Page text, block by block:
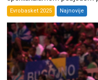
Evrobasket 2025 Najnovije